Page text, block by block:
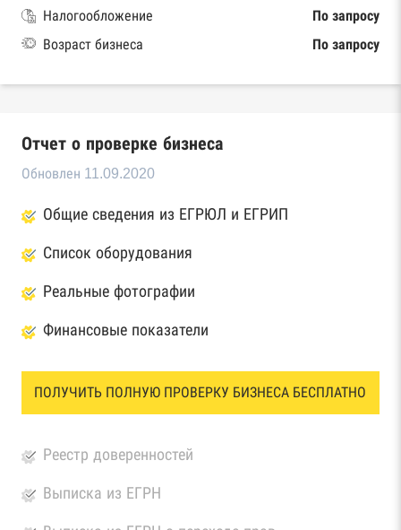
Налогообложение
По запросу
Возраст бизнеса
По запросу
Отчет о проверке бизнеса
Обновлен 11.09.2020
Общие сведения из ЕГРЮЛ и ЕГРИП
Список оборудования
Реальные фотографии
Финансовые показатели
ПОЛУЧИТЬ ПОЛНУЮ ПРОВЕРКУ БИЗНЕСА БЕСПЛАТНО
Реестр доверенностей
Выписка из ЕГРН